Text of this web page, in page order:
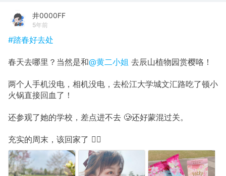
井0000FF
5年前
#踏春好去处
春天去哪里？当然是和@黄二小姐 去辰山植物园赏樱咯！
两个人手机没电，相机没电，去松江大学城文汇路吃了顿小
火锅直接回血了！
还参观了她的学校，差点进不去 🥲还好蒙混过关。
充实的周末，该回家了 ✌🏻️